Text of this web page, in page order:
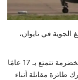
في تايوان،
توفيت الرقيب "هو"، وهي محترفة عسكرية مخضرمة تتمتع بـ 17 عامًا
طائرة مقاتلة أثناء